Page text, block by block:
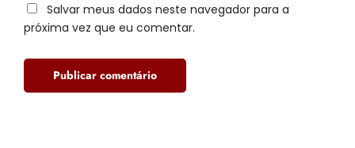
Salvar meus dados neste navegador para a
próxima vez que eu comentar.